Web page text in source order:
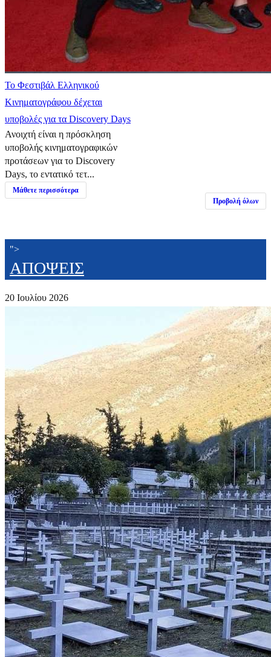
Το Φεστιβάλ Ελληνικού
Κινηματογράφου δέχεται
υποβολές για τα Discovery Days
Ανοιχτή είναι η πρόσκληση
υποβολής κινηματογραφικών
προτάσεων για το Discovery
Days, το εντατικό τετ...
Μάθετε περισσότερα
Προβολή όλων
">
ΑΠΟΨΕΙΣ
20 Ιουλίου 2026